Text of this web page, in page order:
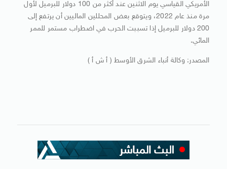
الأمريكي القياسي يوم الاثنين عند أكثر من 100 دولار للبرميل لأول
مرة منذ عام 2022، ويتوقع بعض المحللين الماليين أن يرتفع إلى
200 دولار للبرميل إذا تسببت الحرب في اضطراب مستمر للممر
المائي.
المصدر: وكالة أنباء الشرق الأوسط ( أ ش أ )